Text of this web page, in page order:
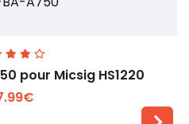
pour Micsig HS1220